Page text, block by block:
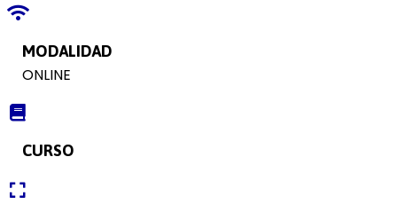
MODALIDAD
ONLINE
CURSO